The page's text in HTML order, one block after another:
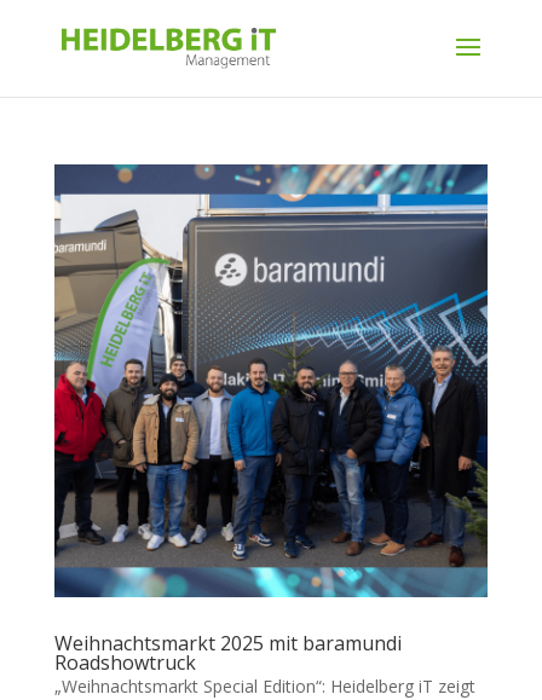
Weihnachtsmarkt 2025 mit baramundi
Roadshowtruck
„Weihnachtsmarkt Special Edition“: Heidelberg iT zeigt